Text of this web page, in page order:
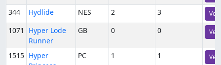
344 Hydlide NES 2 3
1071
Hyper Lode
Runner
GB 0 0
1515 Hyper
PC 1 1